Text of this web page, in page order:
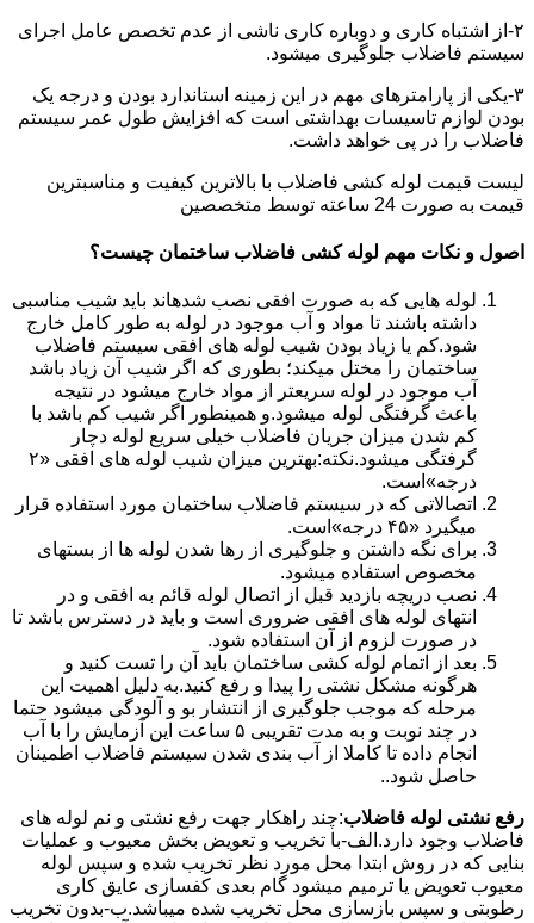
۲-از اشتباه کاری و دوباره کاری ناشی از عدم تخصص عامل اجرای
سیستم فاضلاب جلوگیری میشود.
۳-یکی از پارامترهای مهم در این زمینه استاندارد بودن و درجه یک
بودن لوازم تاسیسات بهداشتی است که افزایش طول عمر سیستم
فاضلاب را در پی خواهد داشت.
لیست قیمت لوله کشی فاضلاب با بالاترین کیفیت و مناسبترین
قیمت به صورت 24 ساعته توسط متخصصین
اصول و نکات مهم لوله کشی فاضلاب ساختمان چیست؟
لوله هایی که به صورت افقی نصب شدهاند باید شیب مناسبی
داشته باشند تا مواد و آب موجود در لوله به طور کامل خارج
شود.کم یا زیاد بودن شیب لوله های افقی سیستم فاضلاب
ساختمان را مختل میکند؛ بطوری که اگر شیب آن زیاد باشد
آب موجود در لوله سریعتر از مواد خارج میشود در نتیجه
باعث گرفتگی لوله میشود.و همینطور اگر شیب کم باشد با
کم شدن میزان جریان فاضلاب خیلی سریع لوله دچار
گرفتگی میشود.نکته:بهترین میزان شیب لوله های افقی «۲
درجه»است.
اتصالاتی که در سیستم فاضلاب ساختمان مورد استفاده قرار
میگیرد «۴۵ درجه»است.
برای نگه داشتن و جلوگیری از رها شدن لوله ها از بستهای
مخصوص استفاده میشود.
نصب دریچه بازدید قبل از اتصال لوله قائم به افقی و در
انتهای لوله های افقی ضروری است و باید در دسترس باشد تا
در صورت لزوم از آن استفاده شود.
بعد از اتمام لوله کشی ساختمان باید آن را تست کنید و
هرگونه مشکل نشتی را پیدا و رفع کنید.به دلیل اهمیت این
مرحله که موجب جلوگیری از انتشار بو و آلودگی میشود حتما
در چند نوبت و به مدت تقریبی ۵ ساعت این آزمایش را با آب
انجام داده تا کاملا از آب بندی شدن سیستم فاضلاب اطمینان
حاصل شود..
رفع نشتی لوله فاضلاب:چند راهکار جهت رفع نشتی و نم لوله های
فاضلاب وجود دارد.الف-با تخریب و تعویض بخش معیوب و عملیات
بنایی که در روش ابتدا محل مورد نظر تخریب شده و سپس لوله
معیوب تعویض یا ترمیم میشود گام بعدی کفسازی عایق کاری
رطوبتی و سپس بازسازی محل تخریب شده میباشد.ب-بدون تخریب